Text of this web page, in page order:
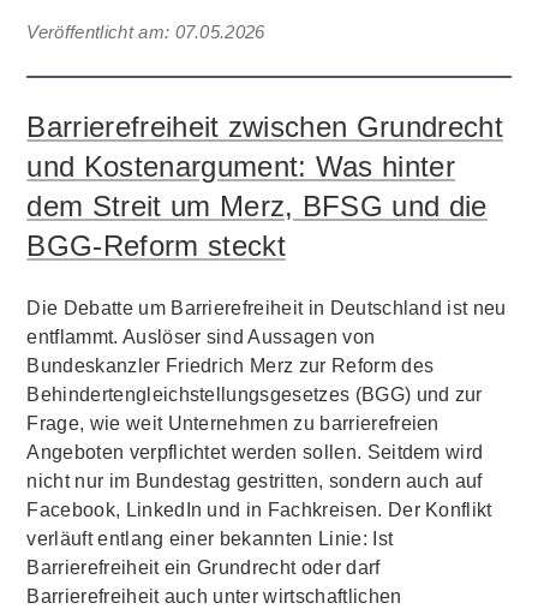
Veröffentlicht am: 07.05.2026
Barrierefreiheit zwischen Grundrecht
und Kostenargument: Was hinter
dem Streit um Merz, BFSG und die
BGG-Reform steckt
Die Debatte um Barrierefreiheit in Deutschland ist neu
entflammt. Auslöser sind Aussagen von
Bundeskanzler Friedrich Merz zur Reform des
Behindertengleichstellungsgesetzes (BGG) und zur
Frage, wie weit Unternehmen zu barrierefreien
Angeboten verpflichtet werden sollen. Seitdem wird
nicht nur im Bundestag gestritten, sondern auch auf
Facebook, LinkedIn und in Fachkreisen. Der Konflikt
verläuft entlang einer bekannten Linie: Ist
Barrierefreiheit ein Grundrecht oder darf
Barrierefreiheit auch unter wirtschaftlichen